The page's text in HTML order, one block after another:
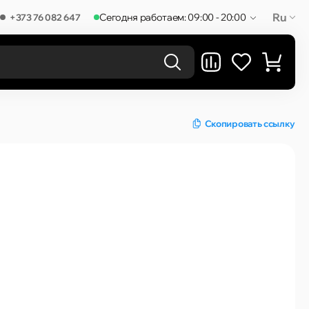
+373 76 082 647 Сегодня работаем: 09:00 - 20:00 Ru
Скопировать ссылку